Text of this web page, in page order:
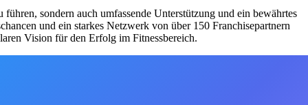
sondern auch umfassende Unterstützung und ein bewährtes
und ein starkes Netzwerk von über 150 Franchisepartnern
Vision für den Erfolg im Fitnessbereich.